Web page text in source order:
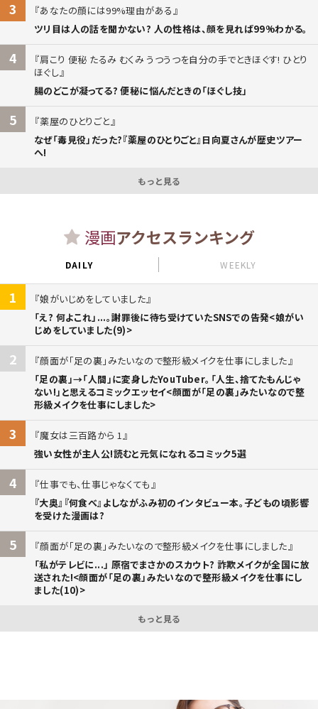
3
あなたの顔には99%理由がある
ツリ目は人の話を聞かない? 人の性格は、顔を見れば99%わかる。
4
肩こり 便秘 たるみ むくみ うつうつを自分の手でときほぐす! ひとり
ほぐし
腸のどこが凝ってる? 便秘に悩んだときの「ほぐし技」
5
薬屋のひとりごと
なぜ「毒見役」だった?『薬屋のひとりごと』日向夏さんが歴史ツアー
へ!
もっと見る
漫画アクセスランキング
DAILY WEEKLY
1
娘がいじめをしていました
「え? 何よこれ」...。謝罪後に待ち受けていたSNSでの告発<娘がい
じめをしていました(9)>
2
顔面が「足の裏」みたいなので整形級メイクを仕事にしました
「足の裏」→「人間」に変身したYouTuber。「人生、捨てたもんじゃ
ない!」と思えるコミックエッセイ<顔面が「足の裏」みたいなので整
形級メイクを仕事にしました>
3
魔女は三百路から 1
強い女性が主人公!読むと元気になれるコミック5選
4
仕事でも、仕事じゃなくても
『大奥』『何食べ』よしながふみ初のインタビュー本。子どもの頃影響
を受けた漫画は?
5
顔面が「足の裏」みたいなので整形級メイクを仕事にしました
「私がテレビに...」 原宿でまさかのスカウト? 詐欺メイクが全国に放
送された!<顔面が「足の裏」みたいなので整形級メイクを仕事にし
ました(10)>
もっと見る